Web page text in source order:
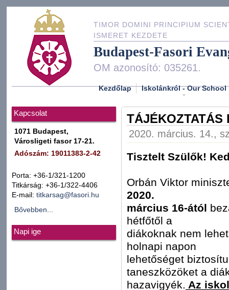
TIMOR DOMINI PRINCIPIUM
ISMERET KEZDETE
Budapest-Fasori
OM azonosító: 035261.
Kezdőlap Iskolánkról - Our School
Kapcsolat
1071 Budapest,
Városligeti fasor 17-21.
Adószám: 19011383-2-42
Porta: +36-1/321-1200
Titkárság: +36-1/322-4406
E-mail: titkarsag@fasori.hu
Bővebben...
Napi ige
TÁJÉKOZTATÁS
2020. március. 14.,
Tisztelt Szülők!
Orbán Viktor
2020.
március 16-ától
hétfőtől a
diákoknak nem
holnapi napon
lehetőséget
taneszközöket a
hazavigyék. Az